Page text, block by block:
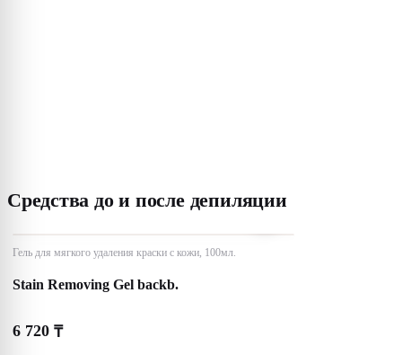
Средства до и после депиляции
Гель для мягкого удаления краски с кожи, 100мл.
Stain Removing Gel backb.
6 720 ₸